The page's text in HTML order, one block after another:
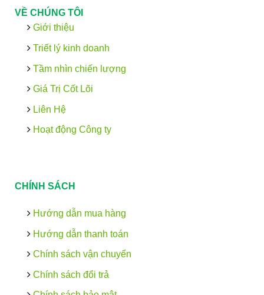
VỀ CHÚNG TÔI
Giới thiệu
Triết lý kinh doanh
Tầm nhìn chiến lượng
Giá Trị Cốt Lõi
Liên Hệ
Hoạt động Công ty
CHÍNH SÁCH
Hướng dẫn mua hàng
Hướng dẫn thanh toán
Chính sách vận chuyển
Chính sách đổi trả